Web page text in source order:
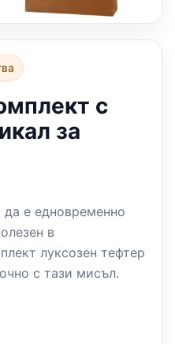
с
за
да е едновременно
в
луксозен тефтер
с тази мисъл.